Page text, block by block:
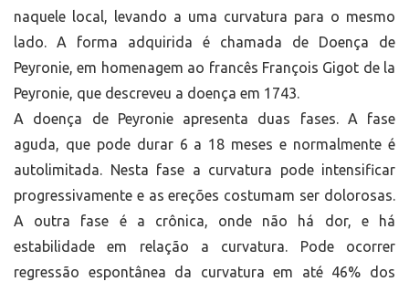
naquele local, levando a uma curvatura para o mesmo
lado. A forma adquirida é chamada de Doença de
Peyronie, em homenagem ao francês François Gigot de la
Peyronie, que descreveu a doença em 1743.
A doença de Peyronie apresenta duas fases. A fase
aguda, que pode durar 6 a 18 meses e normalmente é
autolimitada. Nesta fase a curvatura pode intensificar
progressivamente e as ereções costumam ser dolorosas.
A outra fase é a crônica, onde não há dor, e há
estabilidade em relação a curvatura. Pode ocorrer
regressão espontânea da curvatura em até 46% dos